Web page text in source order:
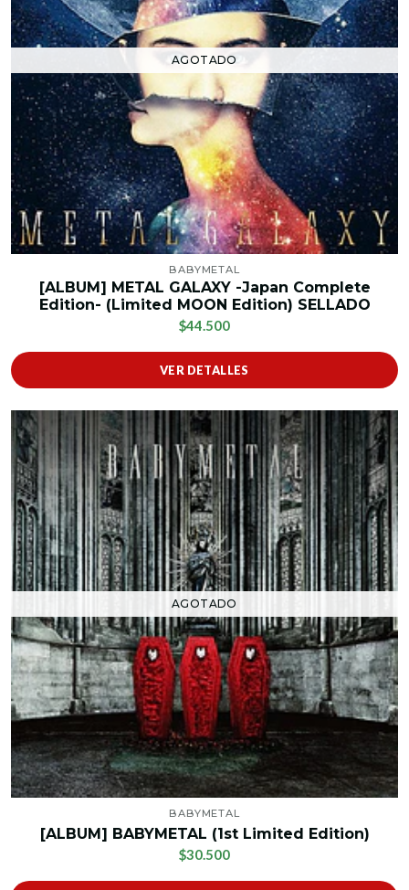
AGOTADO
BABYMETAL
[ALBUM] METAL GALAXY -Japan Complete
Edition- (Limited MOON Edition) SELLADO
$44.500
VER DETALLES
AGOTADO
BABYMETAL
[ALBUM] BABYMETAL (1st Limited Edition)
$30.500